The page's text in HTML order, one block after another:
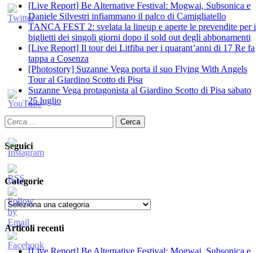
[Live Report] Be Alternative Festival: Mogwai, Subsonica e
Daniele Silvestri infiammano il palco di Camigliatello
TANCA FEST 2: svelata la lineup e aperte le prevendite per i
biglietti dei singoli giorni dopo il sold out degli abbonamenti
[Live Report] Il tour dei Litfiba per i quarant’anni di 17 Re fa
tappa a Cosenza
[Photostory] Suzanne Vega porta il suo Flying With Angels
Tour al Giardino Scotto di Pisa
Suzanne Vega protagonista al Giardino Scotto di Pisa sabato
25 luglio
Ricerca
per:
Seguici
Categorie
Categorie
Articoli recenti
[Live Report] Be Alternative Festival: Mogwai, Subsonica e